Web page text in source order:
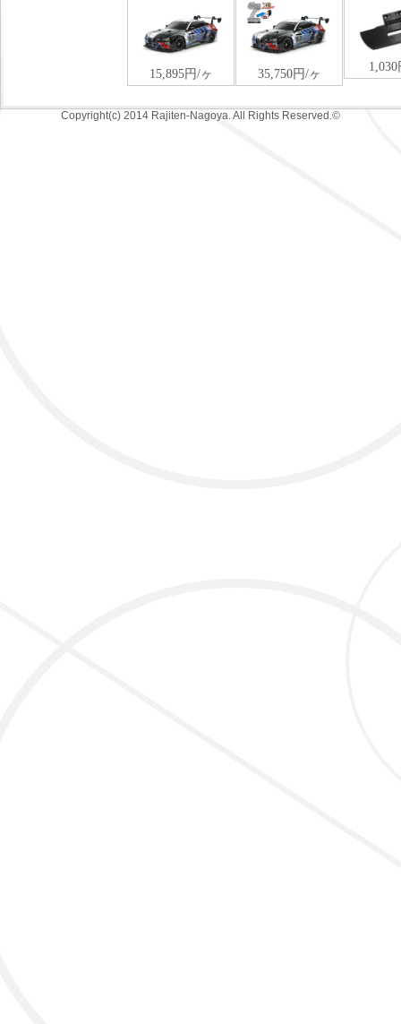
Copyright(c) 2014 Rajiten-Nagoya. All Rights Reserved.©